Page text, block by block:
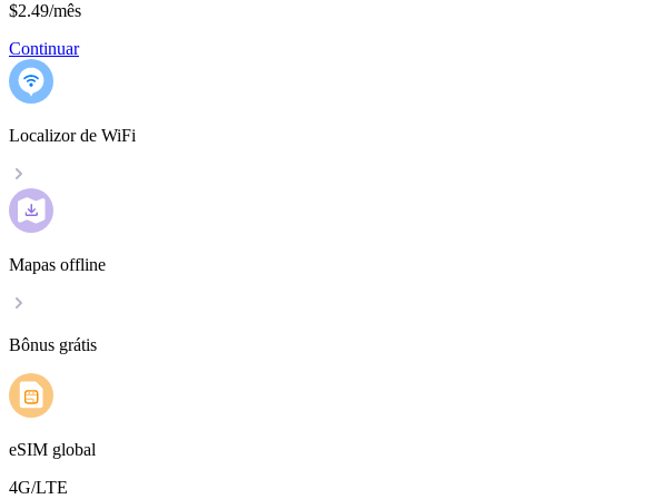
$2.49/mês
Continuar
Localizor de WiFi
Mapas offline
Bônus grátis
eSIM global
4G/LTE